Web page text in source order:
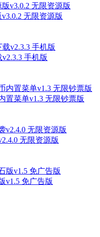
无限资源版
手机版
置菜单v1.3 无限钞票版
无限资源版
v1.5 免广告版